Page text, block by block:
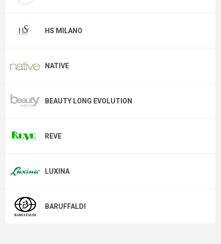
HS MILANO
NATIVE
BEAUTY LONG EVOLUTION
REVE
LUXINA
BARUFFALDI